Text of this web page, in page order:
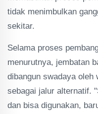
tidak menimbulkan
sekitar.
Selama proses
menurutnya, jembatan
dibangun swadaya oleh
sebagai jalur alternatif.
dan bisa digunakan,